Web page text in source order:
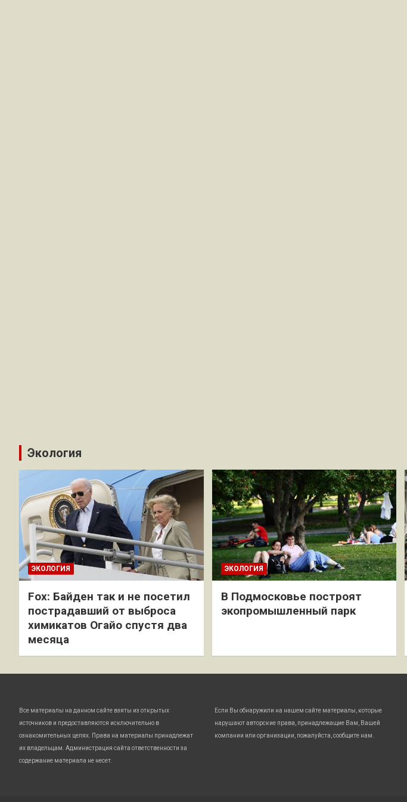
Экология
ЭКОЛОГИЯ
Fox: Байден так и не посетил
пострадавший от выброса
химикатов Огайо спустя два
месяца
ЭКОЛОГИЯ
В Подмосковье построят
экопромышленный парк
Все материалы на данном сайте взяты из открытых
источников и предоставляются исключительно в
ознакомительных целях. Права на материалы принадлежат
их владельцам. Администрация сайта ответственности за
содержание материала не несет.
Если Вы обнаружили на нашем сайте материалы, которые
нарушают авторские права, принадлежащие Вам, Вашей
компании или организации, пожалуйста, сообщите нам.